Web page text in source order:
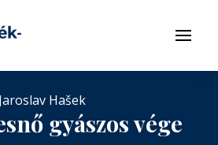
Menü
Jaroslav Hašek
gyászos vége